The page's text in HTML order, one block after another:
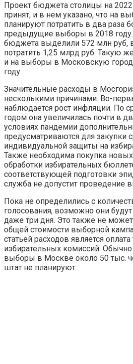
Проект бюджета столицы на
принят, и в нем указано, что на
планируют потратить в два раза
предыдущие выборы в 2018 году.
бюджета выделили 572 млн руб,
потратить 1,25 млрд руб. Такую
и на выборы в Московскую
году.
Значительные расходы в
несколькими причинами. Во-
наблюдается рост инфляции. По
годом она увеличилась почти в
условиях пандемии
предусматриваются для закупки
индивидуальной защиты на
Также необходима покупка
обработки избирательных
соответствующей подготовки
служба не допустит проведение
Пока не определились с
голосования, возможно они
даже три дня. Это также не может
общей стоимости выборной
статьей расходов является
избирательных комиссий.
выборы в Москве около 50 тыс.
штат не планируют.